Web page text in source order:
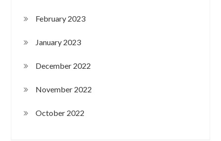
February 2023
January 2023
December 2022
November 2022
October 2022